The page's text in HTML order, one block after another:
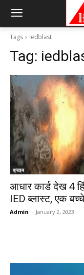
Tags Iedblast
Tag:
क्राइम
आधार कार्ड देख 4
IED ब्लास्ट, एक
Admin - January 2, 2023